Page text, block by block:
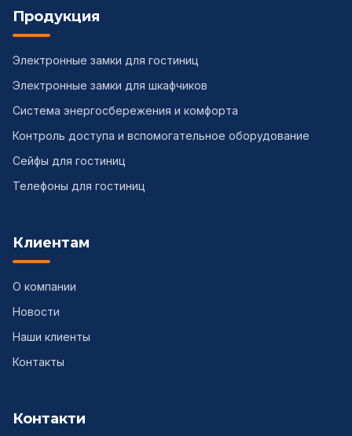
Продукция
Электронные замки для гостиниц
Электронные замки для шкафчиков
Система энергосбережения и комфорта
Контроль доступа и вспомогательное оборудование
Сейфы для гостиниц
Телефоны для гостиниц
Клиентам
О компании
Новости
Наши клиенты
Контакты
Контакти